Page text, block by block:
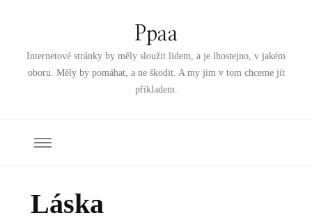
Ppaa
Internetové stránky by měly sloužit lidem, a je lhostejno, v jakém
oboru. Měly by pomáhat, a ne škodit. A my jim v tom chceme jít
příkladem.
Láska